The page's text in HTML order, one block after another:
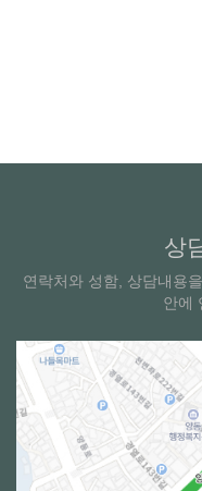
상
연락처와 성함, 상담내용
안에